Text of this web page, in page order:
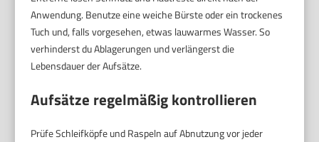
Anwendung. Benutze eine weiche Bürste oder ein trockenes
Tuch und, falls vorgesehen, etwas lauwarmes Wasser. So
verhinderst du Ablagerungen und verlängerst die
Lebensdauer der Aufsätze.
Aufsätze regelmäßig kontrollieren
Prüfe Schleifköpfe und Raspeln auf Abnutzung vor jeder